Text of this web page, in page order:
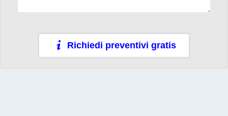
Richiedi preventivi gratis